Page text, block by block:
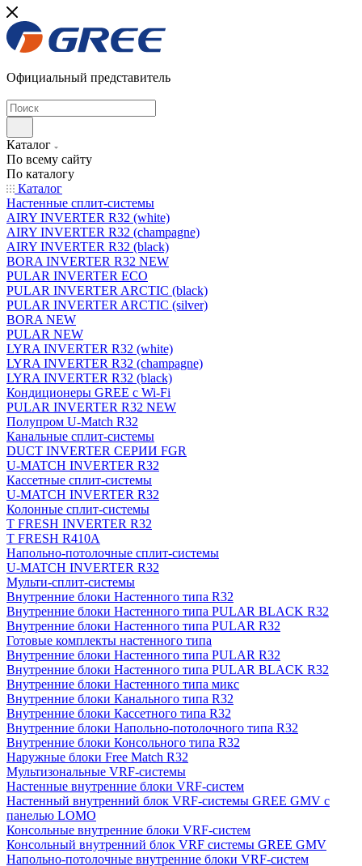
Официальный представитель
Каталог
По всему сайту
По каталогу
Каталог
Настенные сплит-системы
AIRY INVERTER R32 (white)
AIRY INVERTER R32 (champagne)
AIRY INVERTER R32 (black)
BORA INVERTER R32 NEW
PULAR INVERTER ECO
PULAR INVERTER ARCTIC (black)
PULAR INVERTER ARCTIC (silver)
BORA NEW
PULAR NEW
LYRA INVERTER R32 (white)
LYRA INVERTER R32 (champagne)
LYRA INVERTER R32 (black)
Кондиционеры GREE с Wi-Fi
PULAR INVERTER R32 NEW
Полупром U-Match R32
Канальные сплит-системы
DUCT INVERTER СЕРИИ FGR
U-MATCH INVERTER R32
Кассетные сплит-системы
U-MATCH INVERTER R32
Колонные сплит-системы
T FRESH INVERTER R32
T FRESH R410A
Напольно-потолочные сплит-системы
U-MATCH INVERTER R32
Мульти-сплит-системы
Внутренние блоки Настенного типа R32
Внутренние блоки Настенного типа PULAR BLACK R32
Внутренние блоки Настенного типа PULAR R32
Готовые комплекты настенного типа
Внутренние блоки Настенного типа PULAR R32
Внутренние блоки Настенного типа PULAR BLACK R32
Внутренние блоки Настенного типа микс
Внутренние блоки Канального типа R32
Внутренние блоки Кассетного типа R32
Внутренние блоки Напольно-потолочного типа R32
Внутренние блоки Консольного типа R32
Наружные блоки Free Match R32
Мультизональные VRF-системы
Настенные внутренние блоки VRF-систем
Настенный внутренний блок VRF-системы GREE GMV с
панелью LOMO
Консольные внутренние блоки VRF-систем
Консольный внутренний блок VRF системы GREE GMV
Напольно-потолочные внутренние блоки VRF-систем